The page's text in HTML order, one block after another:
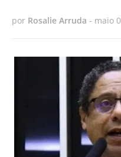
por Rosalie Arruda - maio